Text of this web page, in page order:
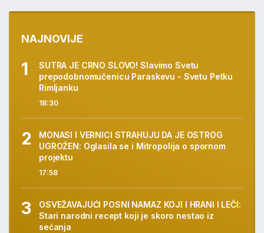
NAJNOVIJE
18:30
SUTRA JE CRNO SLOVO! Slavimo Svetu
prepodobnomučenicu Paraskevu - Svetu Petku
Rimljanku
17:58
MONASI I VERNICI STRAHUJU DA JE OSTROG
UGROŽEN: Oglasila se i Mitropolija o spornom
projektu
OSVEŽAVAJUĆI POSNI NAMAZ KOJI I HRANI I LEČI:
Stari narodni recept koji je skoro nestao iz
sećanja